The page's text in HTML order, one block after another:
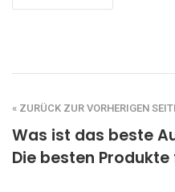
« ZURÜCK ZUR VORHERIGEN
Was ist das beste
Die besten